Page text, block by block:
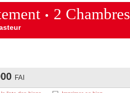
2 Chambres
FAI